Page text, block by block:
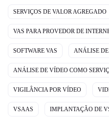
SERVIÇOS DE VALOR AGREGADO
VAS PARA PROVEDOR DE
SOFTWARE VAS ANÁLISE
ANÁLISE DE VÍDEO COMO
VIGILÂNCIA POR VÍDEO
VSAAS IMPLANTAÇÃO DE